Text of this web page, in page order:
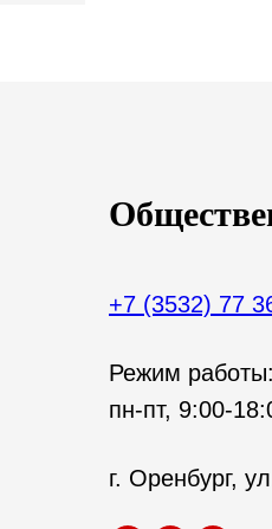
+7 (3532) 77
Режим работы:
пн-пт, 9:00-
г. Оренбург,